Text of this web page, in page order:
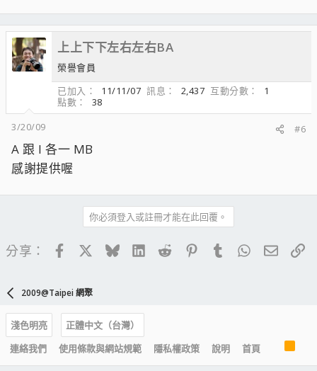
上上下下左右左右BA
榮譽會員
已加入
11/11/07 訊息 2,437 互動分數
1
點數
38
3/20/09
#6
A 跟 I 各一 MB
感謝提供喔
你必須登入或註冊才能在此回覆。
分享： FacebookBlueskyLinkedIn
Reddit PinterestTumblrWhatsApp
電子
2009@Taipei 網聚
淺色明亮
正體中文（台灣）
連絡我們
使用條款與網站規範 隱私權政策 說明 首頁
S